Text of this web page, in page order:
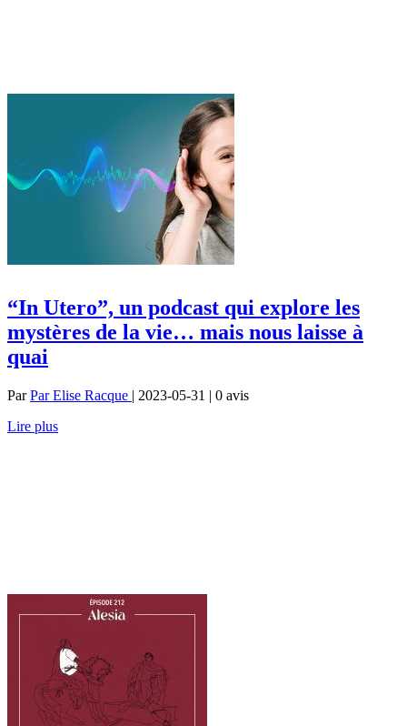
“In Utero”, un podcast qui explore les
mystères de la vie… mais nous laisse à
quai
ParPar Elise Racque | 2023-05-31 | 0 avis
Lire plus